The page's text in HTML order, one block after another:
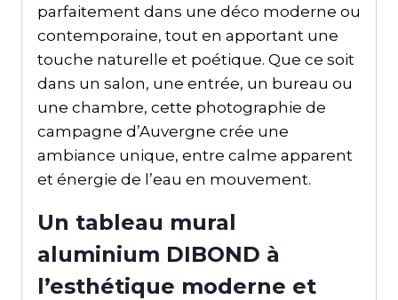
parfaitement dans une déco moderne ou
contemporaine, tout en apportant une
touche naturelle et poétique. Que ce soit
dans un salon, une entrée, un bureau ou
une chambre, cette photographie de
campagne d’Auvergne crée une
ambiance unique, entre calme apparent
et énergie de l’eau en mouvement.
Un tableau mural
aluminium DIBOND à
l’esthétique moderne et